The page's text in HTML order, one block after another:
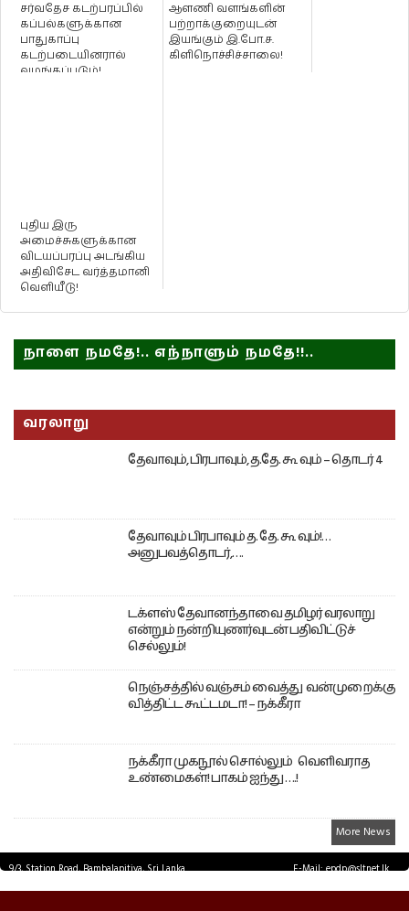
சர்வதேச கடற்பரப்பில்
கப்பல்களுக்கான
பாதுகாப்பு
கடற்படையினரால்
வழங்கப்படும்!
ஆளணி வளங்களின்
பற்றாக்குறையுடன்
இயங்கும் இ.போ.ச.
கிளிநொச்சிச்சாலை!
புதிய இரு
அமைச்சுகளுக்கான
விடயப்பரப்பு அடங்கிய
அதிவிசேட வர்த்தமானி
வெளியீடு!
நாளை நமதே!.. எந்நாளும் நமதே!!..
வரலாறு
தேவாவும், பிரபாவும், த.தே. கூ வும் – தொடர் 4
தேவாவும் பிரபாவும் த. தே. கூ வும்!…
அனுபவத்தொடர்,….
டக்ளஸ் தேவானந்தாவை தமிழர் வரலாறு
என்றும் நன்றியுணர்வுடன் பதிவிட்டுச்
செல்லும்!
நெஞ்சத்தில் வஞ்சம் வைத்து வன்முறைக்கு
வித்திட்ட கூட்டமடா! – நக்கீரா
நக்கீரா முகநூல் சொல்லும் வெளிவராத
உண்மைகள்! பாகம் ஐந்து ….!
More News
9/3, Station Road, Bambalapitiya, Sri Lanka.
E-Mail: epdp@sltnet.lk